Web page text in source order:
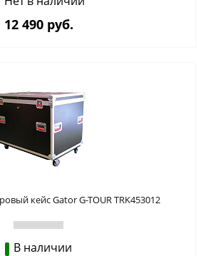
12 490 руб.
кейс Gator G-TOUR TRK453012
В наличии